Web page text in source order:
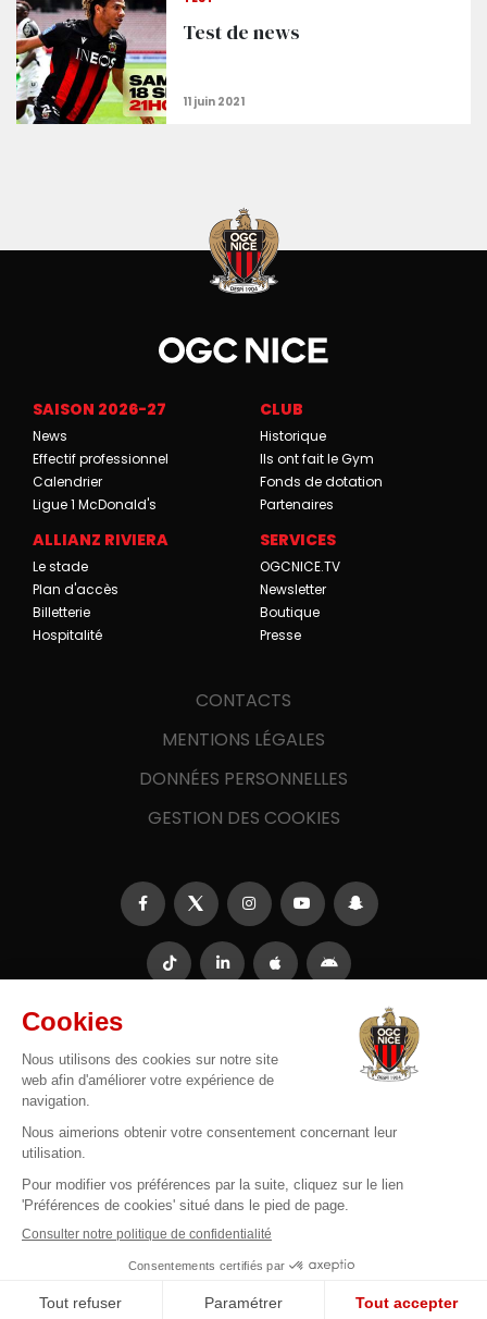
Test de news
SAISON 2026-27
News
Effectif professionnel
Calendrier
Ligue 1 McDonald's
CLUB
Historique
Ils ont fait le Gym
Fonds de dotation
Partenaires
ALLIANZ RIVIERA
Le stade
Plan d'accès
Billetterie
Hospitalité
SERVICES
OGCNICE.TV
Newsletter
Boutique
Presse
CONTACTS
MENTIONS LÉGALES
DONNÉES PERSONNELLES
GESTION DES COOKIES